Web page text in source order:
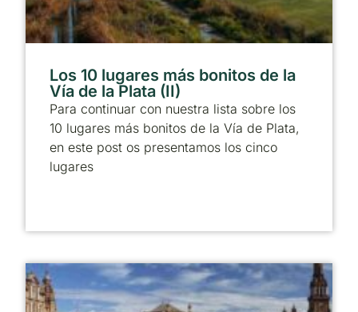
Los 10 lugares más bonitos de la
Vía de la Plata (II)
Para continuar con nuestra lista sobre los
10 lugares más bonitos de la Vía de Plata,
en este post os presentamos los cinco
lugares